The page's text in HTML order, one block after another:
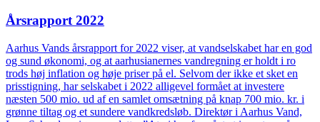
Årsrapport 2022
Aarhus Vands årsrapport for 2022 viser, at vandselskabet har en god
og sund økonomi, og at aarhusianernes vandregning er holdt i ro
trods høj inflation og høje priser på el. Selvom der ikke et sket en
prisstigning, har selskabet i 2022 alligevel formået at investere
næsten 500 mio. ud af en samlet omsætning på knap 700 mio. kr. i
grønne tiltag og et sundere vandkredsløb. Direktør i Aarhus Vand,